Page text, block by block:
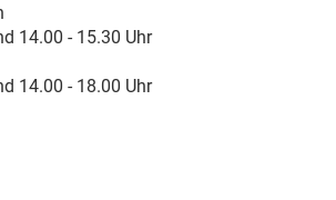
14.00 - 15.30 Uhr
14.00 - 18.00 Uhr